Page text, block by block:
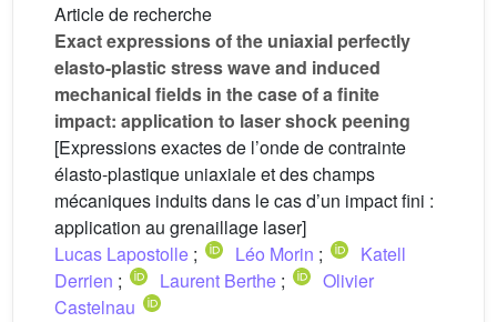
Article de recherche
Exact expressions of the uniaxial perfectly
elasto-plastic stress wave and induced
mechanical fields in the case of a finite
impact: application to laser shock peening
[Expressions exactes de l’onde de contrainte
élasto-plastique uniaxiale et des champs
mécaniques induits dans le cas d’un impact fini :
application au grenaillage laser]
Lucas Lapostolle ; Léo Morin ;
Katell
Derrien ; Laurent Berthe ;
Olivier
Castelnau